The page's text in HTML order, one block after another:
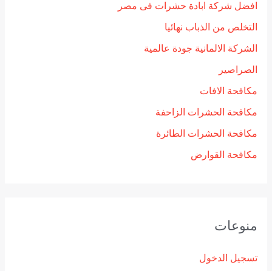
افضل شركة ابادة حشرات فى مصر
التخلص من الذباب نهائيا
الشركة الالمانية جودة عالمية
الصراصير
مكافحة الافات
مكافحة الحشرات الزاحفة
مكافحة الحشرات الطائرة
مكافحة القوارض
منوعات
تسجيل الدخول